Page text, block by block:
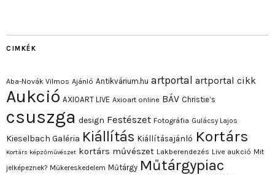
CIMKÉK
Aba-Novák Vilmos Ajánló Antikvárium.hu artportal artportal cikk
Aukció AXIOART LIVE Axioart online BÁV Christie’s
csuszga design Festészet Fotográfia Gulácsy Lajos
Kieselbach Galéria Kiállítás Kiállításajánló Kortárs
Kortárs képzőművészet kortárs művészet Lakberendezés Live aukció Mit
jelképeznek? Műkereskedelem Műtárgy Műtárgypiac